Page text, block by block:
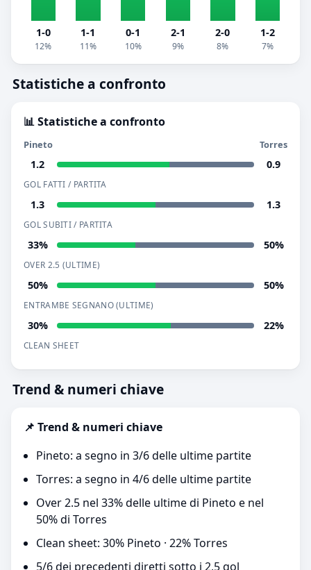
1-0
12%
1-1
11%
0-1
10%
2-1
9%
2-0
8%
1-2
7%
Statistiche a confronto
📊 Statistiche a confronto
Pineto Torres
1.2 0.9
GOL FATTI / PARTITA
1.3 1.3
GOL SUBITI / PARTITA
33% 50%
OVER 2.5 (ULTIME)
50% 50%
ENTRAMBE SEGNANO (ULTIME)
30% 22%
CLEAN SHEET
Trend & numeri chiave
📌 Trend & numeri chiave
Pineto: a segno in 3/6 delle ultime partite
Torres: a segno in 4/6 delle ultime partite
Over 2.5 nel 33% delle ultime di Pineto e nel
50% di Torres
Clean sheet: 30% Pineto · 22% Torres
5/6 dei precedenti diretti sotto i 2,5 gol